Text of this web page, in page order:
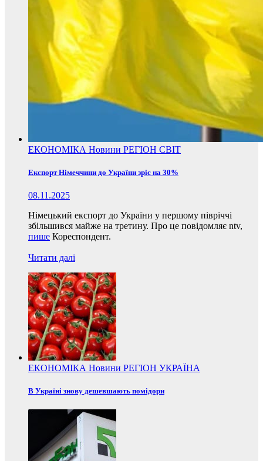
ЕКОНОМІКА Новини РЕГІОН СВІТ
Експорт Німеччини до України зріс на 30%
08.11.2025
Німецький експорт до України у першому півріччі
збільшився майже на третину. Про це повідомляє ntv,
пише Кореспондент.
Читати далі
ЕКОНОМІКА Новини РЕГІОН УКРАЇНА
В Україні знову дешевшають помідори